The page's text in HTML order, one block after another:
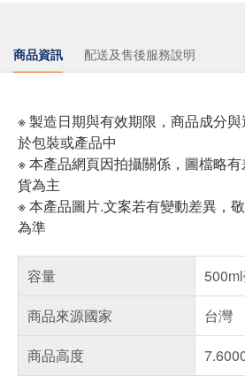
商品資訊 配送及售後服務說明
※ 製造日期與有效期限，商品成分
於包裝或產品中
※ 本產品網頁因拍攝關係，圖檔略
貨為主
※ 本產品圖片.文案若有變動差異，
為準
容量
商品來源國家
台灣
商品高度